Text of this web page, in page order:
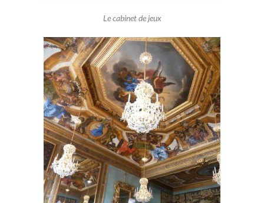
Le cabinet de jeux